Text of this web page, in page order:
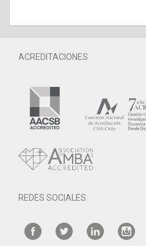
ACREDITACIONES
REDES SOCIALES